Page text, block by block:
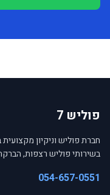
פוליש 7
בשירותי פוליש רצפות,
054-657-0551